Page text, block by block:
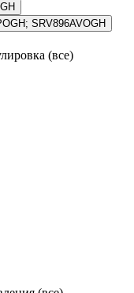
SRV896AVOGH
(все)